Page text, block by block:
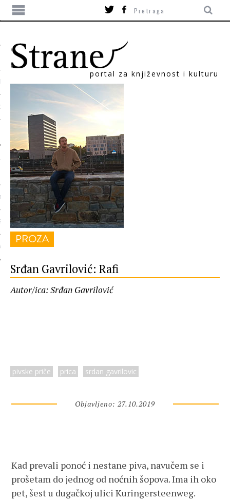
portal za književnost i kulturu
PROZA
Srđan Gavrilović: Rafi
Autor/ica: Srđan Gavrilović
pivske priče prica srdan gavrilovic
Objavljeno: 27.10.2019
Kad prevali ponoć i nestane piva, navučem se i
prošetam do jednog od noćnih šopova. Ima ih oko
pet, šest u dugačkoj ulici Kuringersteenweg.